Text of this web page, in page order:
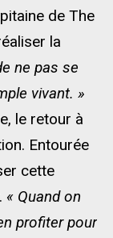
de The
la
ne pas se
vivant. »
le retour à
Entourée
cette
« Quand on
profiter pour